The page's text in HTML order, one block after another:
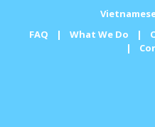
FAQ
| What We Do |
|